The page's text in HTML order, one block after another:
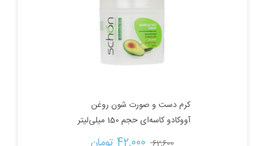
بود.
کرم دست و صورت شون روغن
آووکادو کاسه‌ای حجم 150 میلی‌لیتر
قیمت